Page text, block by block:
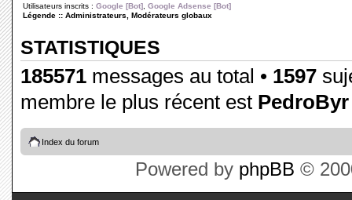
Utilisateurs inscrits : Google [Bot] Google Adsense [Bot]
Légende :: Administrateurs Modérateurs globaux
STATISTIQUES
185571 messages au total • 1597
membre le plus récent est PedroByr
Index du forum
Powered by phpBB ©